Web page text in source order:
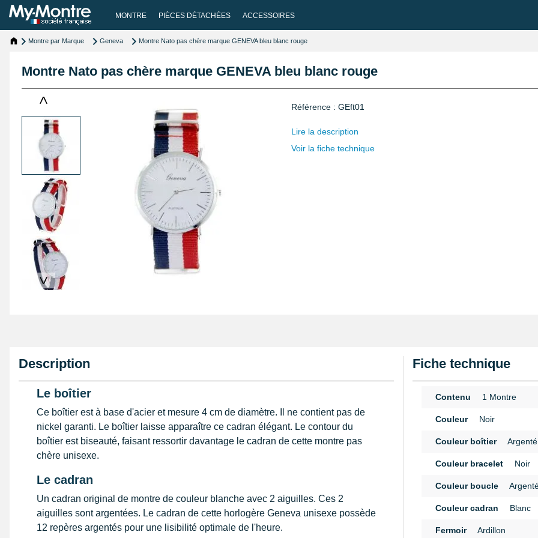
MONTRE PIÈCES DÉTACHÉES ACCESSOIRES
Montre par Marque Geneva Montre Nato pas chère marque GENEVA bleu blanc rouge
Montre Nato pas chère marque GENEVA bleu blanc rouge
<
>
Référence : GEft01
Lire la description
Voir la fiche technique
Description
Le boîtier
Ce boîtier est à base d'acier et mesure 4 cm de diamètre. Il ne contient pas de
nickel garanti. Le boîtier laisse apparaître ce cadran élégant. Le contour du
boîtier est biseauté, faisant ressortir davantage le cadran de cette montre pas
chère unisexe.
Le cadran
Un cadran original de montre de couleur blanche avec 2 aiguilles. Ces 2
aiguilles sont argentées. Le cadran de cette horlogère Geneva unisexe possède
12 repères argentés pour une lisibilité optimale de l'heure.
Fiche technique
Contenu 1 Montre
Couleur Noir
Couleur boîtier Argenté
Couleur bracelet Noir
Couleur boucle
Couleur cadran Blanc
Fermoir Ardillon